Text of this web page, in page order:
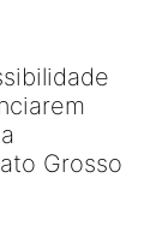
Grosso